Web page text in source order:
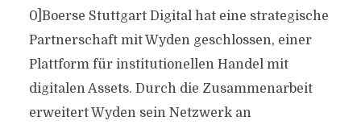
0]Boerse Stuttgart Digital hat eine strategische
Partnerschaft mit Wyden geschlossen, einer
Plattform für institutionellen Handel mit
digitalen Assets. Durch die Zusammenarbeit
erweitert Wyden sein Netzwerk an